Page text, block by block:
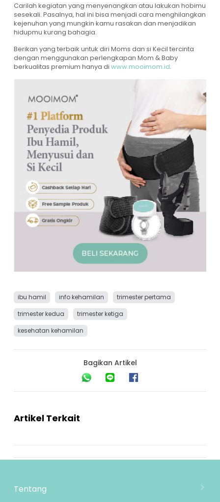
Carilah kegiatan yang menyenangkan atau lakukan hobimu
sesekali. Pasalnya, hal ini bisa menjadi cara menghilangkan
kejenuhan yang mungkin kamu rasakan dan menjadikan
hidupmu kurang bahagia.
Berikan yang terbaik untuk diri Moms dan si Kecil tercinta
dengan menggunakan perlengkapan Mom & Baby
berkualitas premium hanya di www.mooimom.id.
ibu hamil info kehamilan
trimester pertama
trimester kedua
trimester ketiga
kesehatan kehamilan
Bagikan Artikel
Artikel Terkait
Tentang